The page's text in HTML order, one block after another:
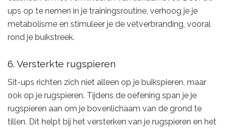
ups op te nemen in je trainingsroutine, verhoog je je
metabolisme en stimuleer je de vetverbranding, vooral
rond je buikstreek.
6. Versterkte rugspieren
Sit-ups richten zich niet alleen op je buikspieren, maar
ook op je rugspieren. Tijdens de oefening span je je
rugspieren aan om je bovenlichaam van de grond te
tillen. Dit helpt bij het versterken van je rugspieren en het